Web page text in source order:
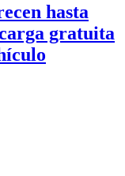
hasta
gratuita